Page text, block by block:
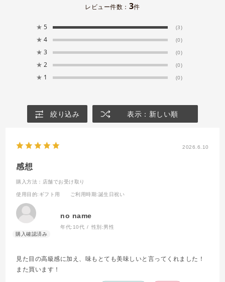
レビュー件数： 3件
★ 5 (3)
★ 4 (0)
★ 3 (0)
★ 2 (0)
★ 1 (0)
絞り込み 表示：新しい順
2026.6.10
感想
購入方法：店舗でお受け取り
使用目的:ギフト用 ご利用時期:誕生日祝い
no name
年代: 10代 性別:男性
見た目の高級感に加え、味もとても美味しいと言ってくれました！
また買います！